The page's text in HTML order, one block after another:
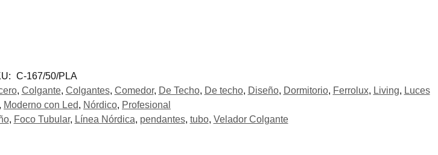
C-167/50/PLA
, Colgante, Colgantes, Comedor, De Techo, De techo, Diseño, Dormitorio, Ferrolux, Living, Luces
, Moderno con Led, Nórdico, Profesional
, Foco Tubular, Línea Nórdica, pendantes, tubo, Velador Colgante